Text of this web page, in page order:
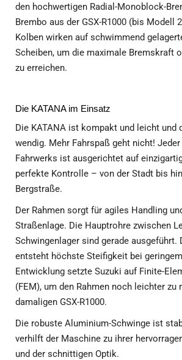
den hochwertigen Radial-Monoblock-
Brembo aus der GSX-R1000 (bis Modell
Kolben wirken auf schwimmend
Scheiben, um die maximale Bremskraft
zu erreichen.
Die KATANA im Einsatz
Die KATANA ist kompakt und leicht und
wendig. Mehr Fahrspaß geht nicht!
Fahrwerks ist ausgerichtet auf
perfekte Kontrolle – von der Stadt bis
Bergstraße.
Der Rahmen sorgt für agiles Handling
Straßenlage. Die Hauptrohre zwischen
Schwingenlager sind gerade ausgeführt.
entsteht höchste Steifigkeit bei
Entwicklung setzte Suzuki auf Finite-
(FEM), um den Rahmen noch leichter zu
damaligen GSX-R1000.
Die robuste Aluminium-Schwinge ist
verhilft der Maschine zu ihrer
und der schnittigen Optik.